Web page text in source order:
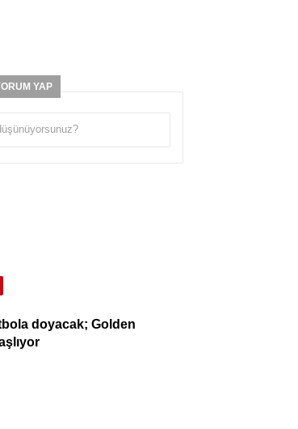
YAP
doyacak; Golden